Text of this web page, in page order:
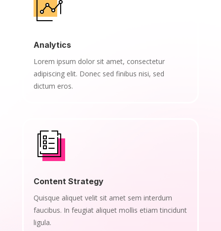
Analytics
Lorem ipsum dolor sit amet, consectetur
adipiscing elit. Donec sed finibus nisi, sed
dictum eros.
Content Strategy
Quisque aliquet velit sit amet sem interdum
faucibus. In feugiat aliquet mollis etiam tincidunt
ligula.